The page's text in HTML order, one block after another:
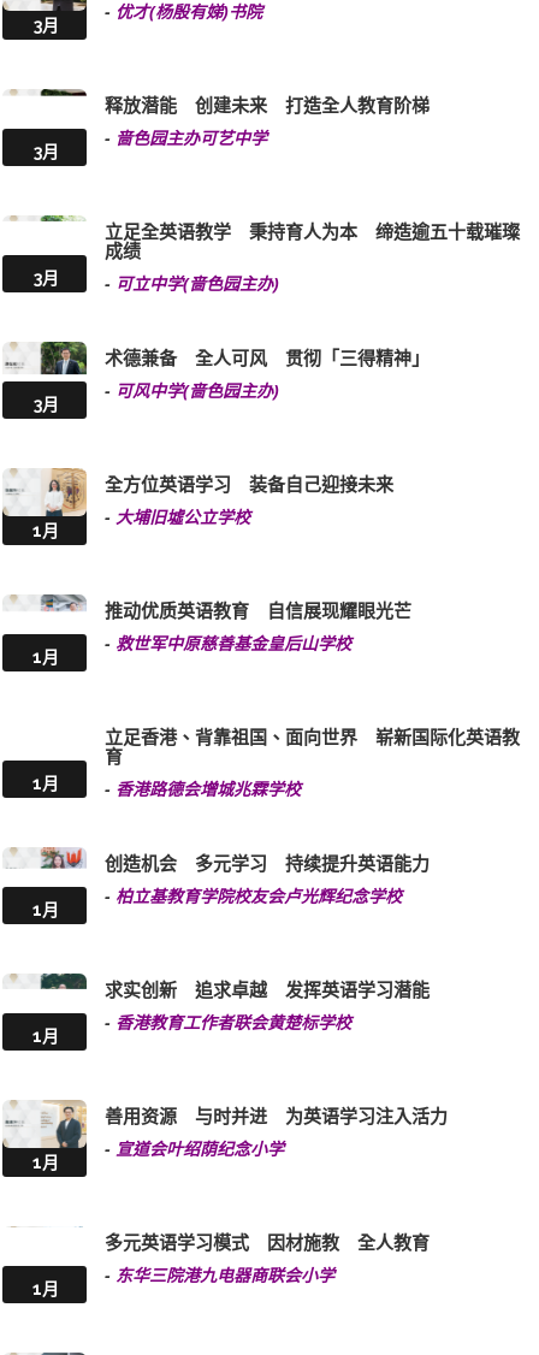
3月
- 优才(杨殷有娣)书院
3月
释放潜能 创建未来 打造全人教育阶梯
- 啬色园主办可艺中学
3月
立足全英语教学 秉持育人为本 缔造逾五十载璀璨
成绩
- 可立中学(啬色园主办)
3月
术德兼备 全人可风 贯彻「三得精神」
- 可风中学(啬色园主办)
1月
全方位英语学习 装备自己迎接未来
- 大埔旧墟公立学校
1月
推动优质英语教育 自信展现耀眼光芒
- 救世军中原慈善基金皇后山学校
1月
立足香港、背靠祖国、面向世界 崭新国际化英语教
育
- 香港路德会增城兆霖学校
1月
创造机会 多元学习 持续提升英语能力
- 柏立基教育学院校友会卢光辉纪念学校
1月
求实创新 追求卓越 发挥英语学习潜能
- 香港教育工作者联会黄楚标学校
1月
善用资源 与时并进 为英语学习注入活力
- 宣道会叶绍荫纪念小学
1月
多元英语学习模式 因材施教 全人教育
- 东华三院港九电器商联会小学